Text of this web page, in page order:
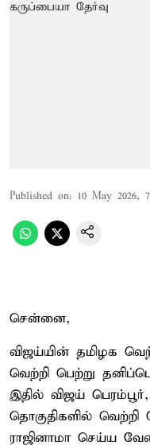
Published on: 10 May 2026,
சென்னை,
விஜய்யின் தமிழக
வெற்றி பெற்று
இதில் விஜய் பெரம்பூர்,
தொகுதிகளில்
ராஜினாமா செய்ய